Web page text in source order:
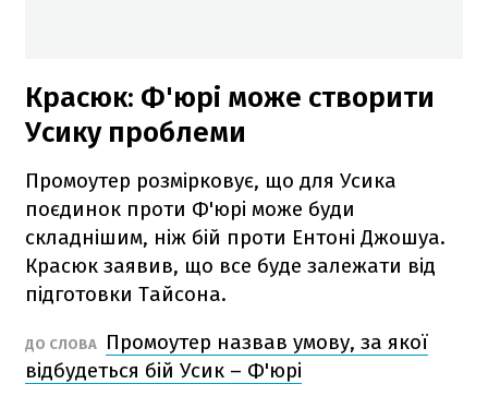
Красюк: Ф'юрі може створити
Усику проблеми
Промоутер розмірковує, що для Усика
поєдинок проти Ф'юрі може буди
складнішим, ніж бій проти Ентоні Джошуа.
Красюк заявив, що все буде залежати від
підготовки Тайсона.
ДО СЛОВА
Промоутер назвав умову, за якої
відбудеться бій Усик – Ф'юрі